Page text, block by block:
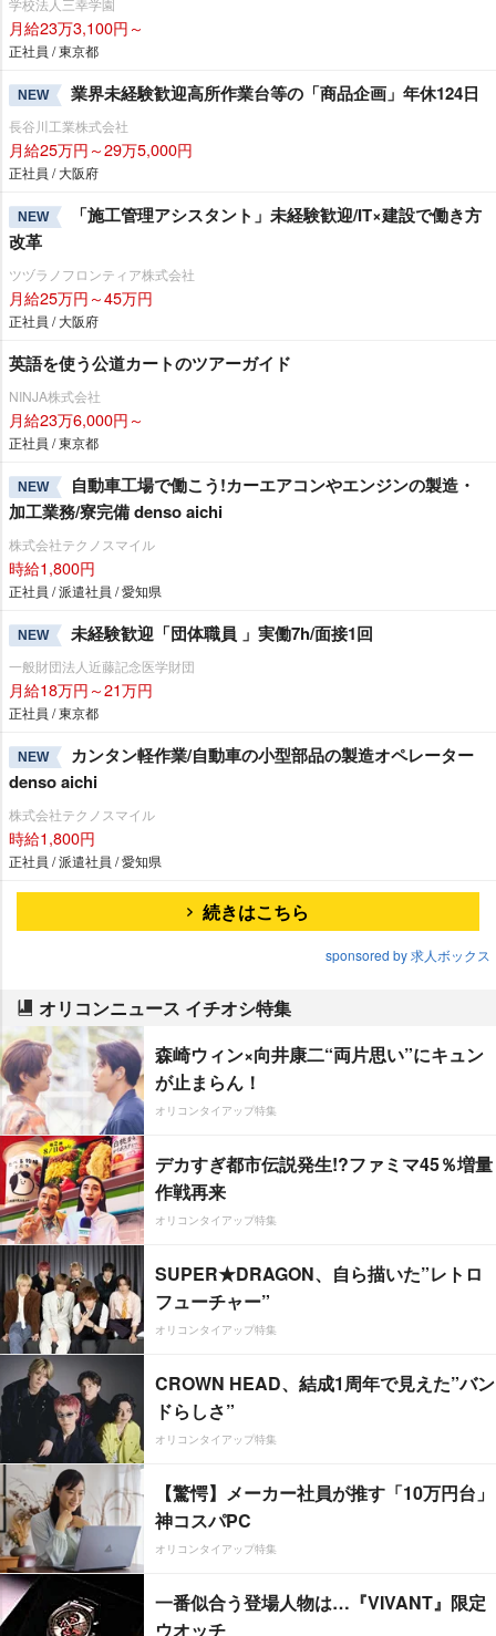
学校法人三幸学園
月給23万3,100円～
正社員 / 東京都
NEW 業界未経験歓迎高所作業台等の「商品企画」年休124日
長谷川工業株式会社
月給25万円～29万5,000円
正社員 / 大阪府
NEW
「施工管理アシスタント」未経験歓迎/IT×建設で働き方
改革
ツヅラノフロンティア株式会社
月給25万円～45万円
正社員 / 大阪府
英語を使う公道カートのツアーガイド
NINJA株式会社
月給23万6,000円～
正社員 / 東京都
NEW
自動車工場で働こう!カーエアコンやエンジンの製造・
加工業務/寮完備 denso aichi
株式会社テクノスマイル
時給1,800円
正社員 / 派遣社員 / 愛知県
NEW 未経験歓迎「団体職員 」実働7h/面接1回
一般財団法人近藤記念医学財団
月給18万円～21万円
正社員 / 東京都
NEW
カンタン軽作業/自動車の小型部品の製造オペレーター
denso aichi
株式会社テクノスマイル
時給1,800円
正社員 / 派遣社員 / 愛知県
続きはこちら
sponsored by 求人ボックス
オリコンニュース イチオシ特集
森崎ウィン×向井康二“両片思い”にキュン
が止まらん！
オリコンタイアップ特集
デカすぎ都市伝説発生!?ファミマ45％増量
作戦再来
オリコンタイアップ特集
SUPER★DRAGON、自ら描いた”レトロ
フューチャー”
オリコンタイアップ特集
CROWN HEAD、結成1周年で見えた”バン
ドらしさ”
オリコンタイアップ特集
【驚愕】メーカー社員が推す「10万円台」
神コスパPC
オリコンタイアップ特集
一番似合う登場人物は…『VIVANT』限定
ウオッチ